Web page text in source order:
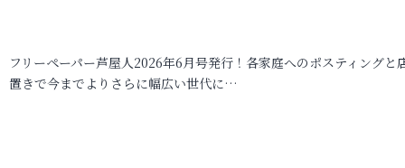
フリーペーパー芦屋人2026年6月号発行！各家庭へのポスティングと
置きで今までよりさらに幅広い世代に…